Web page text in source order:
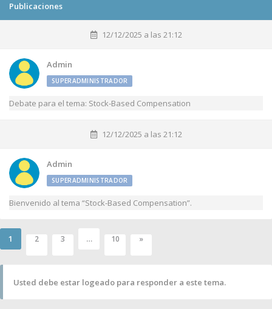
Publicaciones
12/12/2025 a las 21:12
Admin
SUPERADMINISTRADOR
Debate para el tema: Stock-Based Compensation
12/12/2025 a las 21:12
Admin
SUPERADMINISTRADOR
Bienvenido al tema “Stock-Based Compensation”.
1 2 3 … 10 »
Usted debe estar logeado para responder a este tema.